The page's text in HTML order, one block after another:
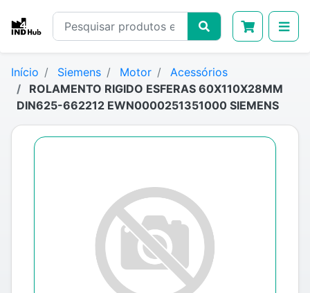
Início Siemens Motor
Acessórios
ROLAMENTO RIGIDO ESFERAS 60X110X28MM
DIN625-662212 EWN0000251351000 SIEMENS